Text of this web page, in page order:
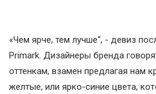
«Чем ярче, тем лучше“, - девиз
Primark. Дизайнеры бренда
оттенкам, взамен предлагая нам
желтые, или ярко-синие цвета,